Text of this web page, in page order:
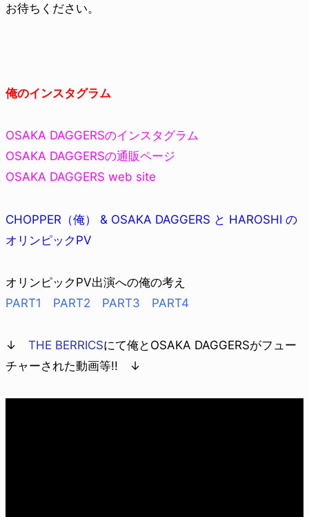
お待ちください。
俺のインスタグラム
OSAKA DAGGERSのインスタグラム
OSAKA DAGGERSの通販ページ
OSAKA DAGGERS web site
CHOPPER（俺） & OSAKA DAGGERS と HAROSHI の
オリンピックPV
オリンピックPV出演への俺の考え
PART1
PART2 PART3 PART4
↓ THE BERRICSにて俺とOSAKA DAGGERSがフュー
チャーされた動画等!! ↓